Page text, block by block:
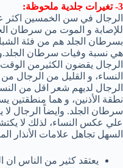
3- تغيرات جلدية ملحوظة:
الرجال في سن الخمسين اكثر
هي نسبة وفيات سرطان
الرجال يقضون الكثيرمن
النساء، و القليل من الرجال
الرجال لديهم شعر اقل من
نطقة الأذنين، و هما
سرطان الجلد. وايضاً الرجال لا
علي عكس النساء، لذلك لا
السهل تجاهل علامات الأنذار
يعتقد كثير من الناس